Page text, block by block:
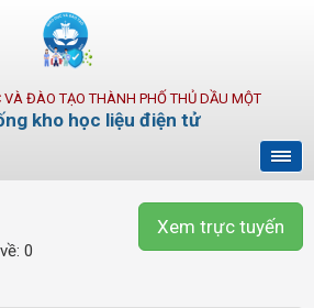
VÀ ĐÀO TẠO THÀNH PHỐ THỦ DẦU MỘT
kho học liệu điện tử
Xem trực tuyến
0